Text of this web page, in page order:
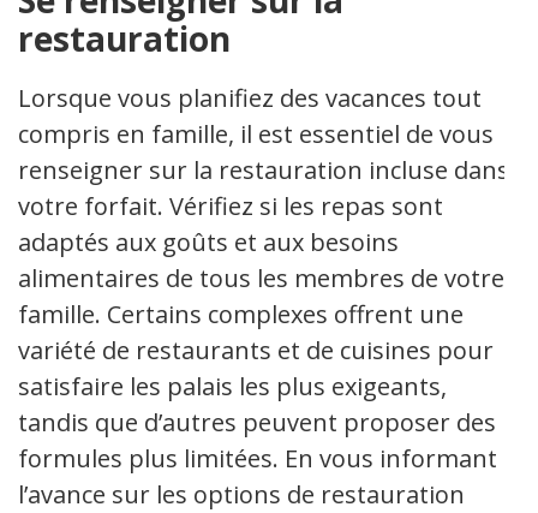
restauration
Lorsque vous planifiez des vacances tout
compris en famille, il est essentiel de vous
renseigner sur la restauration incluse dans
votre forfait. Vérifiez si les repas sont
adaptés aux goûts et aux besoins
alimentaires de tous les membres de votre
famille. Certains complexes offrent une
variété de restaurants et de cuisines pour
satisfaire les palais les plus exigeants,
tandis que d’autres peuvent proposer des
formules plus limitées. En vous informant à
l’avance sur les options de restauration